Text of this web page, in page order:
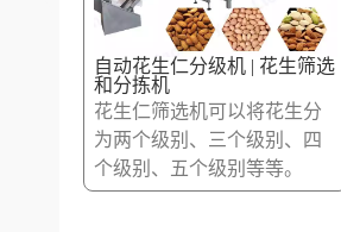
自动花生仁分级机 | 花生筛选
和分拣机
花生仁筛选机可以将花生分
为两个级别、三个级别、四
个级别、五个级别等等。